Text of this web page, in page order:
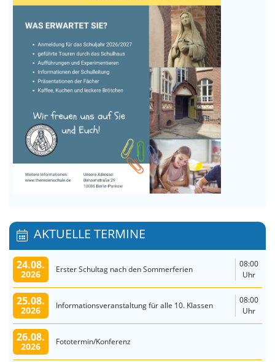
AKTUELLE TERMINE
24.08.
2026 Erster Schultag nach den Sommerferien
08:00
Uhr
25.08.
2026 Informationsveranstaltung für alle 10. Klassen
08:00
Uhr
26.08.
2026 Fototermin/Konferenz